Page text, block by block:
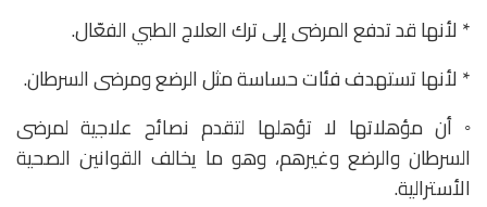
* لأنها قد تدفع المرضى إلى ترك العلاج الطبي الفعّال.
* لأنها تستهدف فئات حساسة مثل الرضع ومرضى السرطان.
◦ أن مؤهلاتها لا تؤهلها لتقدم نصائح علاجية لمرضى
السرطان والرضع وغيرهم، وهو ما يخالف القوانين الصحية
الأسترالية.